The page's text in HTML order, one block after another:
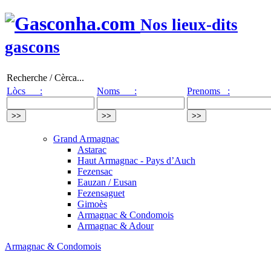
Nos lieux-dits
gascons
Recherche / Cèrca...
Lòcs :
Noms : Prenoms :
Grand Armagnac
Astarac
Haut Armagnac - Pays d’Auch
Fezensac
Eauzan / Eusan
Fezensaguet
Gimoès
Armagnac & Condomois
Armagnac & Adour
Armagnac & Condomois